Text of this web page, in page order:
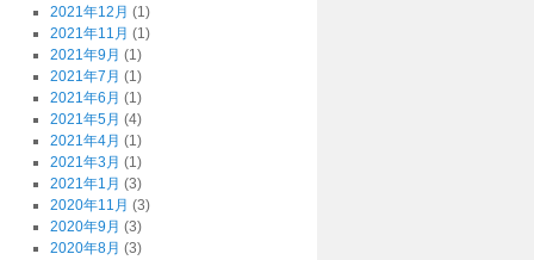
2021年12月 (1)
2021年11月 (1)
2021年9月 (1)
2021年7月 (1)
2021年6月 (1)
2021年5月 (4)
2021年4月 (1)
2021年3月 (1)
2021年1月 (3)
2020年11月 (3)
2020年9月 (3)
2020年8月 (3)